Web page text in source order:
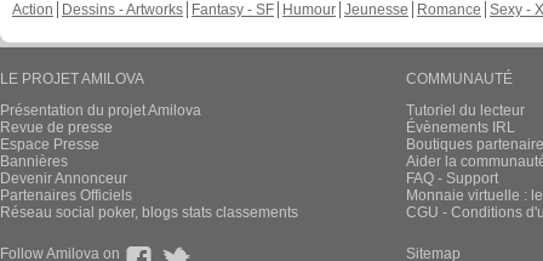
Action
Dessins - Artworks Fantasy - SF Humour Jeunesse Romance Sexy -
LE PROJET AMILOVA
Présentation du projet Amilova
Revue de presse
Espace Presse
Bannières
Devenir Annonceur
Partenaires Officiels
Réseau social poker, blogs stats classements
COMMUNAUTÉ
Tutoriel du lecteur
Évènements IRL
Boutiques
Aider la
FAQ - Support
Monnaie virtuelle :
CGU - Conditions
Follow Amilova on Sitemap